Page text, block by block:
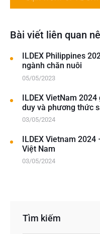
Bài viết liên quan
ILDEX Philippines
ngành chăn nuôi
05/05/2023
ILDEX VietNam
duy và phương thức
03/05/2024
ILDEX Vietnam
Việt Nam
03/05/2024
Tìm kiếm